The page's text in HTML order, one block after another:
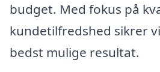
budget. Med fokus på
kundetilfredshed sikrer
bedst mulige resultat.